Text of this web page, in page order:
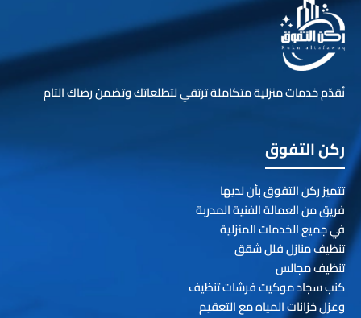
نُقدّم خدمات منزلية متكاملة ترتقي لتطلعاتك وتضمن رضاك التام
ركن التفوق
تتميز ركن التفوق بأن لديها
فريق من العمالة الفنية المدربة
في جميع الخدمات المنزلية
تنظيف منازل فلل شقق
تنظيف مجالس
كنب سجاد موكيت فرشات تنظيف
وعزل خزانات المياه مع التعقيم